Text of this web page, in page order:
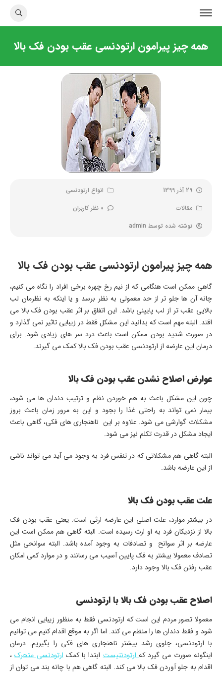
همه چیز پیرامون ارتودنسی عقب بودن فک بالا
29 آذر 1399
انواع ارتودنسی
مقالات
0 نظر کاربران
نوشته شده توسط admin
همه چیز پیرامون ارتودنسی عقب بودن فک بالا
گاهی ممکن است هنگامی که از نیم رخ چهره برخی افراد را نگاه می کنیم،
چانه آن ها جلو تر از حد معمولی به نظر برسد و یا اینکه به نظرمان لب
بالایی عقب تر از لب پایینی باشد. این اتفاق بر اثر عقب بودن فک بالا می
افتد. البته مهم است که بدانید این مشکل فقط در زیبایی تاثیر نمی گذارد و
در صورت شدید بودن ممکن است باعث درد سر های زیادی شود. برای
درمان این عارضه از ارتودنسی عقب بودن فک بالا کمک می گیرند.
عوارض اصلاح نشدن عقب بودن فک بالا
چون این مشکل باعث به هم خوردن نظم و ترتیب دندان ها می شود،
بیمار نمی تواند به راحتی غذا را بجود و این به مرور زمان باعث بروز
مشکلات گوارشی می شود. علاوه بر این ناهنجاری های فکی، گاهی باعث
ایجاد مشکل در قدرت تکلم نیز می شود.
البته گاهی هم مشکلاتی که در تنفس فرد به وجود می آید می تواند ناشی
از این عارضه باشد.
علت عقب بودن فک بالا
در بیشتر موارد، علت اصلی این عارضه ارثی است. یعنی عقب بودن فک
بالا از نزدیکان فرد به او ارث رسیده است. البته گاهی هم ممکن است این
عارضه بر اثر سوانح و تصادفات به وجود آمده باشد. البته سوانحی مثل
تصادف معمولا بیشتر به فک پایین آسیب می رسانند و در موارد کمی امکان
عقب رفتن فک بالا وجود دارد.
اصلاح عقب بودن فک بالا با ارتودنسی
معمولا تصور مردم این است که ارتودنسی فقط به منظور زیبایی انجام می
شود و فقط دندان ها را منظم می کند. اما اگر به موقع اقدام کنیم می توانیم
با ارتودنسی، جلوی رشد بیشتر ناهنجاری های فکی را بگیریم. درمان
اینگونه صورت می گیرد کهارتودنتیستابتدا با کمکارتودنسی متحرک،
اقدام به جلو آوردن فک بالا می کند. البته گاهی هم با چانه بند می توان از